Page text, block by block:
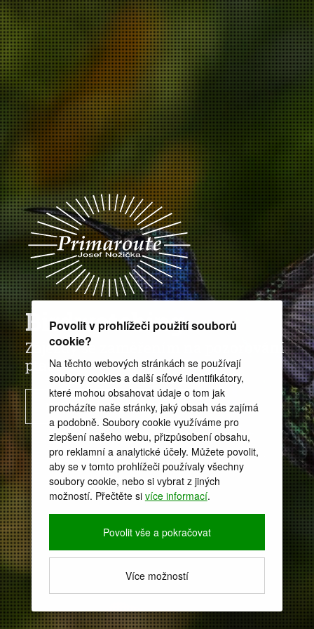
Povolit v prohlížeči použití souborů
cookie?
Na těchto webových stránkách se používají
soubory cookies a další síťové identifikátory,
které mohou obsahovat údaje o tom jak
procházíte naše stránky, jaký obsah vás zajímá
a podobně. Soubory cookie využíváme pro
zlepšení našeho webu, přizpůsobení obsahu,
pro reklamní a analytické účely. Můžete povolit,
aby se v tomto prohlížeči používaly všechny
soubory cookie, nebo si vybrat z jiných
možností. Přečtěte si více informací.
Povolit vše a pokračovat
Více možností
Birdwatching
Zájezdy se zaměřením na pozorování
ptactva
NABÍDKA NAŠICH ZÁJEZDŮ